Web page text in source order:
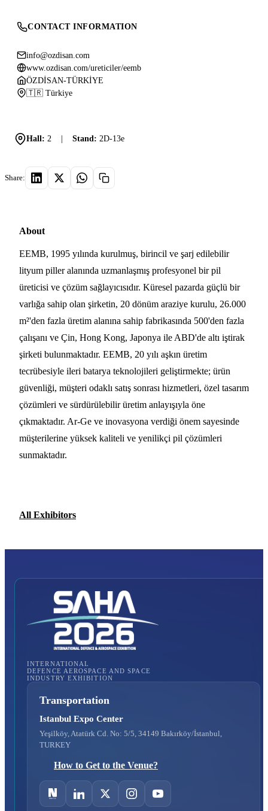
CONTACT INFORMATION
info@ozdisan.com
www.ozdisan.com/ureticiler/eemb
ÖZDİSAN-TÜRKİYE
🇹🇷 Türkiye
Hall: 2 Stand: 2D-13e
Share:
About
EEMB, 1995 yılında kurulmuş, birincil ve şarj edilebilir
lityum piller alanında uzmanlaşmış profesyonel bir pil
üreticisi ve çözüm sağlayıcısıdır. Küresel pazarda güçlü bir
varlığa sahip olan şirketin, 20 dönüm araziye kurulu, 26.000
m²'den fazla üretim alanına sahip fabrikasında 500'den fazla
çalışanı ve Çin, Hong Kong, Japonya ile ABD'de altı iştirak
şirketi bulunmaktadır. EEMB, 20 yılı aşkın üretim
tecrübesiyle ileri batarya teknolojileri geliştirmekte; ürün
güvenliği, müşteri odaklı satış sonrası hizmetleri, özel tasarım
çözümleri ve sürdürülebilir üretim anlayışıyla öne
çıkmaktadır. Ar-Ge ve inovasyona verdiği önem sayesinde
müşterilerine yüksek kaliteli ve yenilikçi pil çözümleri
sunmaktadır.
All Exhibitors
INTERNATIONAL
DEFENCE AEROSPACE AND SPACE
INDUSTRY EXHIBITION
Transportation
Istanbul Expo Center
Yeşilköy, Atatürk Cd. No: 5/5, 34149 Bakırköy/İstanbul,
TURKEY
How to Get to the Venue?